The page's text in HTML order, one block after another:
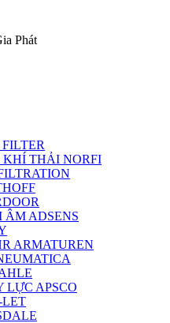
Phát
KHÍ THẢI NORFI
ÂM ADSENS
ARMATUREN
LỰC APSCO
LET